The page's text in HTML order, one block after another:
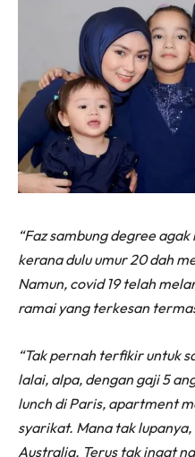
“Faz sambung degree
kerana dulu umur 20 dah
Namun, covid 19 telah
ramai yang terkesan
“Tak pernah terfikir untuk
lalai, alpa, dengan gaji 5
lunch di Paris, apartment
syarikat. Mana tak
Australia. Terus tak ingat